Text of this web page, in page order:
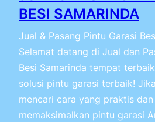
BESI SAMARINDA
Jual & Pasang Pintu Garasi
Selamat datang di Jual dan
Besi Samarinda tempat
solusi pintu garasi terbaik!
mencari cara yang praktis
memaksimalkan pintu garasi